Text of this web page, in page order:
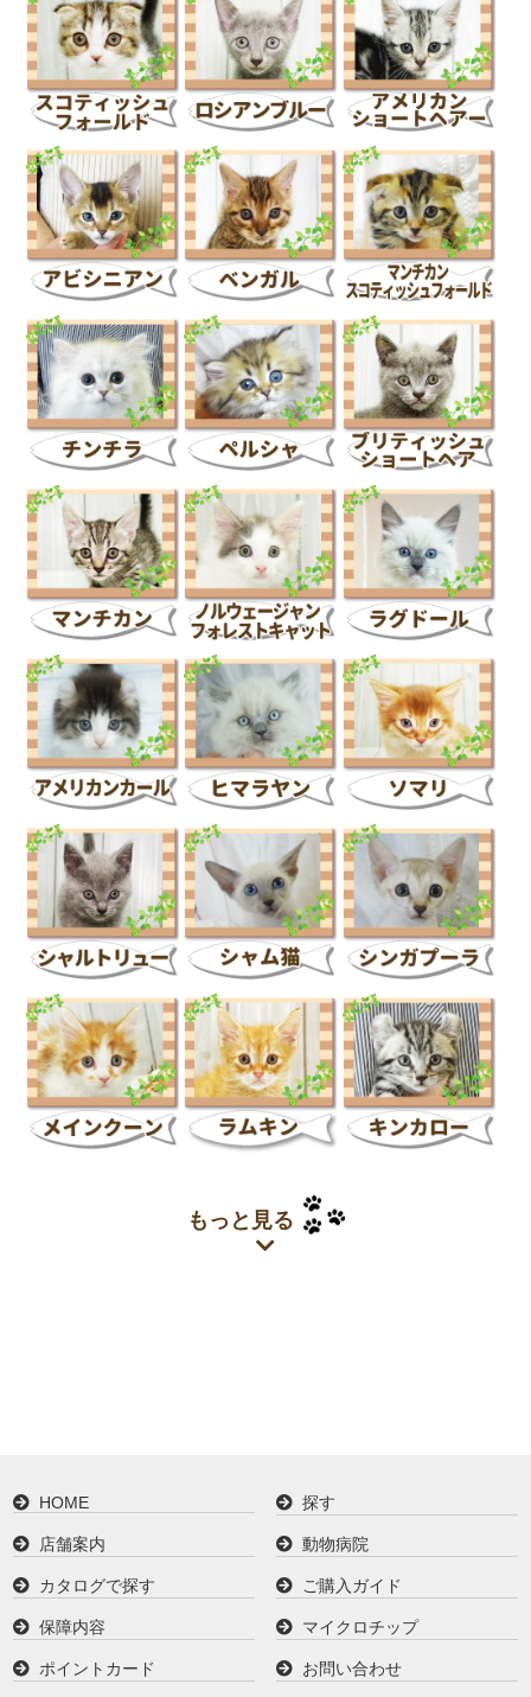
もっと見る
HOME 探す
店舗案内 動物病院
カタログで探す ご購入ガイド
保障内容 マイクロチップ
ポイントカード お問い合わせ